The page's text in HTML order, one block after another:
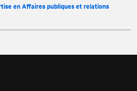
en Affaires publiques et relations